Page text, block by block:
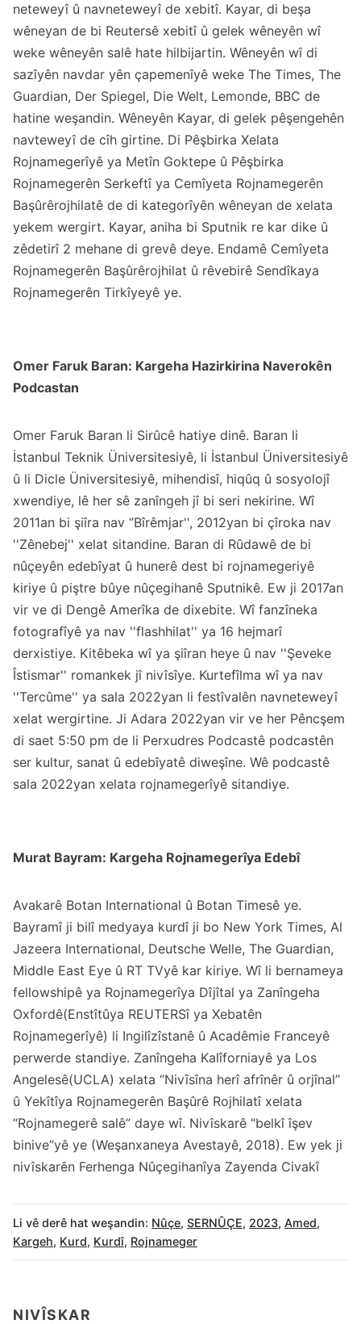
neteweyî û navneteweyî de xebitî. Kayar, di beşa
wêneyan de bi Reutersê xebitî û gelek wêneyên wî
weke wêneyên salê hate hilbijartin. Wêneyên wî di
sazîyên navdar yên çapemenîyê weke The Times, The
Guardian, Der Spiegel, Die Welt, Lemonde, BBC de
hatine weşandin. Wêneyên Kayar, di gelek pêşengehên
navteweyî de cîh girtine. Di Pêşbirka Xelata
Rojnamegerîyê ya Metîn Goktepe û Pêşbirka
Rojnamegerên Serkeftî ya Cemîyeta Rojnamegerên
Başûrêrojhilatê de di kategorîyên wêneyan de xelata
yekem wergirt. Kayar, aniha bi Sputnik re kar dike û
zêdetirî 2 mehane di grevê deye. Endamê Cemîyeta
Rojnamegerên Başûrêrojhilat û rêvebirê Sendîkaya
Rojnamegerên Tirkîyeyê ye.
Omer Faruk Baran: Kargeha Hazirkirina Naverokên
Podcastan
Omer Faruk Baran li Sirûcê hatiye dinê. Baran li
İstanbul Teknik Üniversitesiyê, li İstanbul Üniversitesiyê
û li Dicle Üniversitesiyê, mihendisî, hiqûq û sosyolojî
xwendiye, lê her sê zanîngeh jî bi seri nekirine. Wî
2011an bi şiîra nav ‘’Bîrêmjar'', 2012yan bi çîroka nav
''Zênebej'' xelat sitandine. Baran di Rûdawê de bi
nûçeyên edebîyat û hunerê dest bi rojnamegeriyê
kiriye û piştre bûye nûçegihanê Sputnikê. Ew ji 2017an
vir ve di Dengê Amerîka de dixebite. Wî fanzîneka
fotografîyê ya nav ''flashhilat'' ya 16 hejmarî
derxistiye. Kitêbeka wî ya şiîran heye û nav ''Şeveke
Îstismar'' romankek jî nivîsîye. Kurtefîlma wî ya nav
''Tercûme'' ya sala 2022yan li festîvalên navneteweyî
xelat wergirtine. Ji Adara 2022yan vir ve her Pêncşem
di saet 5:50 pm de li Perxudres Podcastê podcastên
ser kultur, sanat û edebîyatê diweşîne. Wê podcastê
sala 2022yan xelata rojnamegerîyê sitandiye.
Murat Bayram: Kargeha Rojnamegerîya Edebî
Avakarê Botan International û Botan Timesê ye.
Bayramî ji bilî medyaya kurdî ji bo New York Times, Al
Jazeera International, Deutsche Welle, The Guardian,
Middle East Eye û RT TVyê kar kiriye. Wî li bernameya
fellowshipê ya Rojnamegerîya Dîjîtal ya Zanîngeha
Oxfordê(Enstîtûya REUTERSî ya Xebatên
Rojnamegerîyê) li Ingilîzîstanê û Acadêmie Franceyê
perwerde standiye. Zanîngeha Kalîforniayê ya Los
Angelesê(UCLA) xelata “Nivîsîna herî afrînêr û orjînal”
û Yekîtîya Rojnamegerên Başûrê Rojhilatî xelata
“Rojnamegerê salê” daye wî. Nivîskarê “belkî îşev
binive”yê ye (Weşanxaneya Avestayê, 2018). Ew yek ji
nivîskarên Ferhenga Nûçegihanîya Zayenda Civakî
Li vê derê hat weşandin: Nûçe, SERNÛÇE, 2023, Amed,
Kargeh, Kurd, Kurdî, Rojnameger
NIVÎSKAR